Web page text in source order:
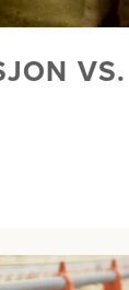
VS.